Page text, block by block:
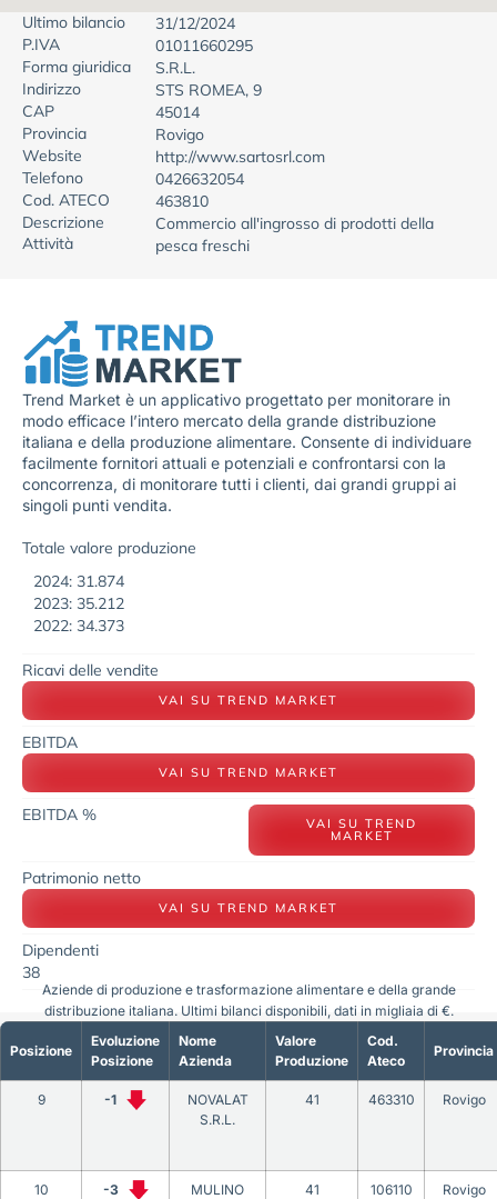
Ultimo bilancio
31/12/2024
P.IVA
01011660295
Forma giuridica
S.R.L.
Indirizzo
STS ROMEA, 9
CAP
45014
Provincia
Rovigo
Website
http://www.sartosrl.com
Telefono
0426632054
Cod. ATECO
463810
Descrizione
Attività
Commercio all'ingrosso di prodotti della
pesca freschi
Trend Market è un applicativo progettato per monitorare in
modo efficace l’intero mercato della grande distribuzione
italiana e della produzione alimentare. Consente di individuare
facilmente fornitori attuali e potenziali e confrontarsi con la
concorrenza, di monitorare tutti i clienti, dai grandi gruppi ai
singoli punti vendita.
Totale valore produzione
2024: 31.874
2023: 35.212
2022: 34.373
Ricavi delle vendite
VAI SU TREND MARKET
EBITDA
VAI SU TREND MARKET
EBITDA % VAI SU TREND
MARKET
Patrimonio netto
VAI SU TREND MARKET
Dipendenti
38
Posizione
Evoluzione
Posizione
Nome
Azienda
Valore
Produzione
Cod.
Ateco
Provincia
9 -1
NOVALAT
S.R.L.
41 463310 Rovigo
10 -3
MULINO
41 106110 Rovigo
Aziende di produzione e trasformazione alimentare e della grande
distribuzione italiana. Ultimi bilanci disponibili, dati in migliaia di €.